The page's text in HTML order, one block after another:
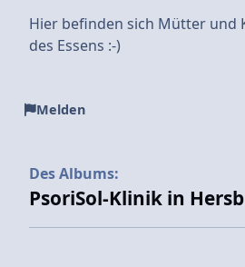
Hier befinden sich Mütter und
des Essens :-)
Melden
Des Albums:
PsoriSol-Klinik in